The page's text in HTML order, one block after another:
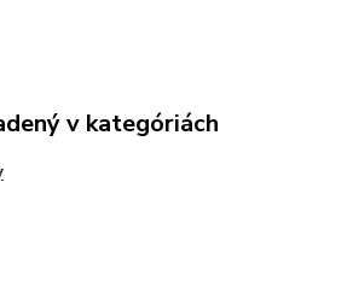
v kategóriách